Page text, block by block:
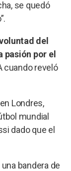
se quedó
del
pasión por el
cuando reveló
Londres,
mundial
dado que el
bandera de